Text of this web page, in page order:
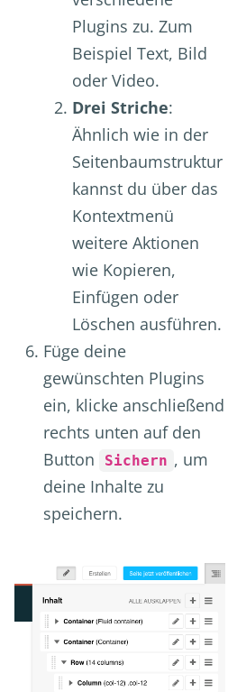
Plugins zu. Zum
Beispiel Text, Bild
oder Video.
Drei Striche:
Ähnlich wie in der
Seitenbaumstruktur
kannst du über das
Kontextmenü
weitere Aktionen
wie Kopieren,
Einfügen oder
Löschen ausführen.
Füge deine
gewünschten Plugins
ein, klicke anschließend
rechts unten auf den
Button
Sichern , um
deine Inhalte zu
speichern.